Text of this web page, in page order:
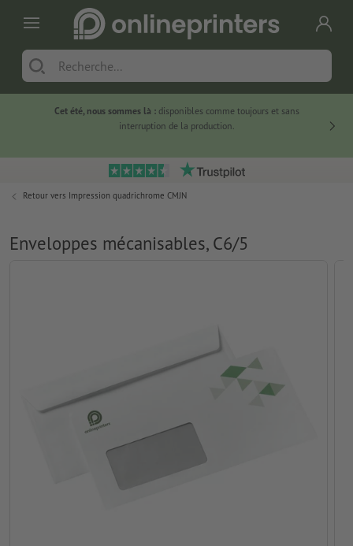
Cet été, nous sommes là :disponibles comme toujours et sans
interruption de la production.
Retour vers Impression quadrichrome CMJN
Enveloppes mécanisables, C6/5